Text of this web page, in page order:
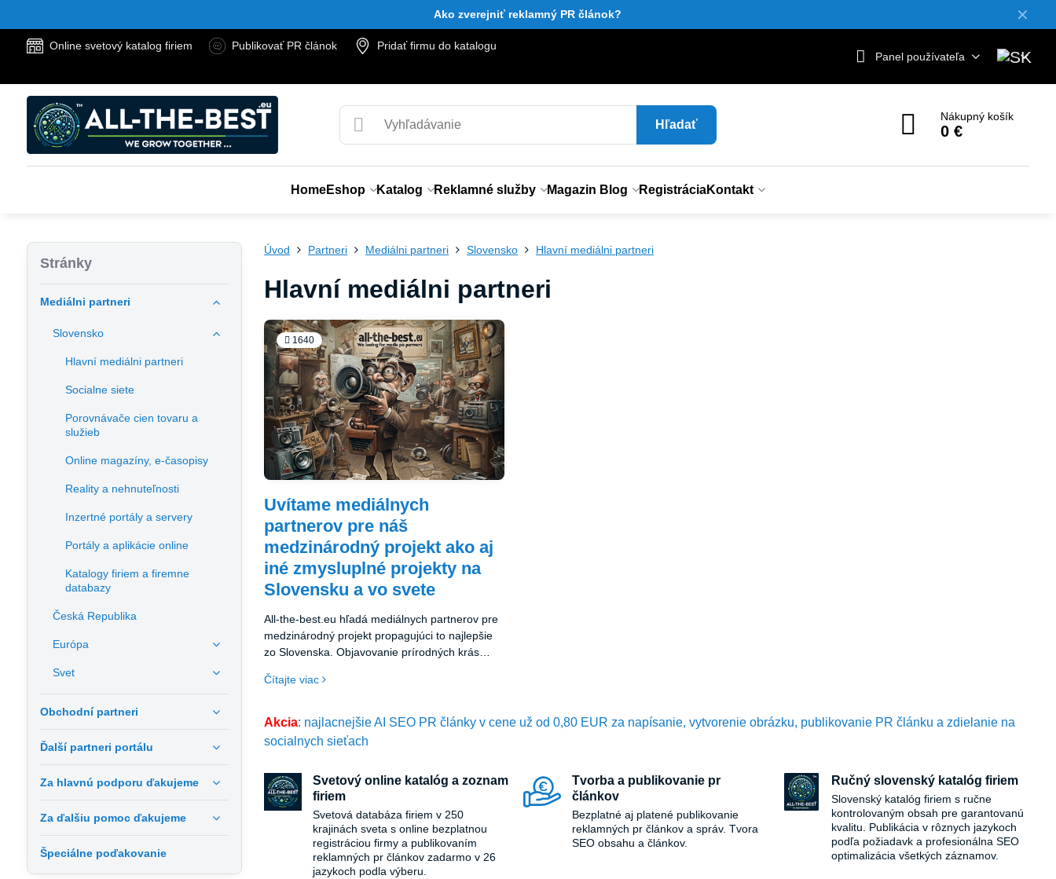
✕
Ako zverejniť reklamný PR článok?
Online svetový katalog firiem Publikovať PR článok
Pridať firmu do katalogu
Panel používateľa
Hľadať
Nákupný košík
0 €
HomeEshop Katalog Reklamné služby Magazin Blog RegistráciaKontakt
Úvod Partneri Mediálni partneri Slovensko Hlavní mediálni partneri
Hlavní mediálni partneri
1640
Uvítame mediálnych
partnerov pre náš
medzinárodný projekt ako aj
iné zmysluplné projekty na
Slovensku a vo svete
All-the-best.eu hľadá mediálnych partnerov pre
medzinárodný projekt propagujúci to najlepšie
zo Slovenska. Objavovanie prírodných krás
špecialít. Pozýva spoznávať Slovensko a zapojiť
pozitívny obraz krajiny v zahraničí
Čítajte viac
Akcia: najlacnejšie AI SEO PR články v cene už od 0,80 EUR za napísanie, vytvorenie obrázku, publikovanie PR článku a zdielanie na
socialnych sieťach
Svetový online katalóg a zoznam
firiem
Svetová databáza firiem v 250
krajinách sveta s online bezplatnou
registráciou firmy a publikovaním
reklamných pr článkov zadarmo v 26
jazykoch podla výberu.
Tvorba a publikovanie pr
článkov
Bezplatné aj platené publikovanie
reklamných pr článkov a správ. Tvora
SEO obsahu a článkov.
Ručný slovenský katalóg firiem
Slovenský katalóg firiem s ručne
kontrolovaným obsah pre garantovanú
kvalitu. Publikácia v rôznych jazykoch
podľa požiadavk a profesionálna SEO
optimalizácia všetkých záznamov.
Stránky
Mediálni partneri
Slovensko
Hlavní mediálni partneri
Socialne siete
Porovnávače cien tovaru a
služieb
Online magazíny, e-časopisy
Reality a nehnuteľnosti
Inzertné portály a servery
Portály a aplikácie online
Katalogy firiem a firemne
databazy
Česká Republika
Európa
Svet
Obchodní partneri
Ďalší partneri portálu
Za hlavnú podporu ďakujeme
Za ďalšiu pomoc ďakujeme
Špeciálne poďakovanie